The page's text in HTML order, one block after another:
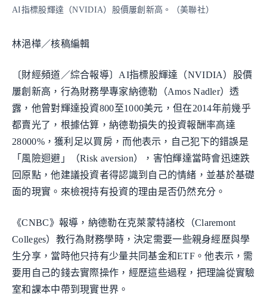
AI指標股輝達（NVIDIA）股價屢創新高。（美聯社）
林浥樺／核稿編輯
〔財經頻道／綜合報導〕AI指標股輝達（NVIDIA）股價
屢創新高，行為財務學專家納德勒（Amos Nadler）透
露，他曾對輝達投資800至1000美元，但在2014年前幾乎
都賣光了，根據估算，納德勒損失的投資報酬率高達
28000%，獲利足以買房，而他表示，自己犯下的錯誤是
「風險迴避」（Risk aversion），害怕輝達當時會迅速跌
回原點，他建議投資者得認識到自己的情緒，並基於基礎
面的現實。來檢視持有投資的理由是否仍然充分。
《CNBC》報導，納德勒在克萊蒙特諸校（Claremont
Colleges）教行為財務學時，決定需要一些親身經歷與學
生分享，當時他只持有少量共同基金和ETF。他表示，需
要用自己的錢去實際操作，經歷這些過程，把理論從實驗
室和課本中帶到現實世界。